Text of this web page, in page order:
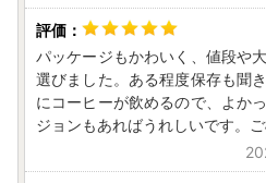
■ワンストップ特例申請書郵送先
〒847-0022
佐賀県唐津市鏡4337番地1
福岡県糸島市ワンストップ受付セ
※ワンストップ特例申請受付業
パッケージもかわいく、値段や
選びました。ある程度保存も聞
にコーヒーが飲めるので、よか
ジョンもあればうれしいです。